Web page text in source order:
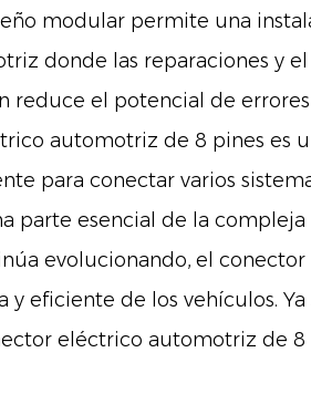
modular permite una
donde las reparaciones y
reduce el potencial de
automotriz de 8 pines es
para conectar varios
parte esencial de la
evolucionando, el
y eficiente de los vehículos.
eléctrico automotriz de